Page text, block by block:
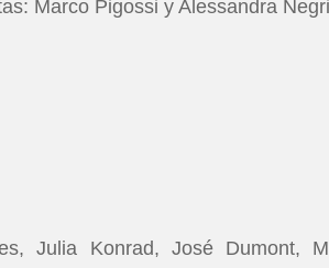
Marco Pigossi y Alessandra
Julia Konrad, José Dumont,